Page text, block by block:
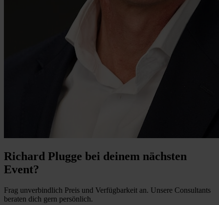
Richard Plugge bei deinem nächsten
Event?
Frag unverbindlich Preis und Verfügbarkeit an. Unsere Consultants
beraten dich gern persönlich.